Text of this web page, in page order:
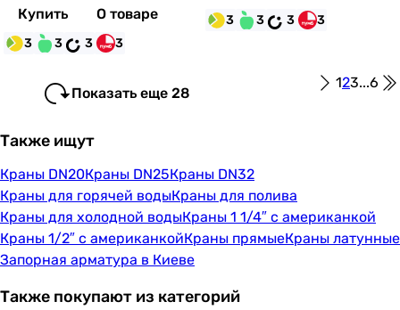
Купить О товаре
3 3 3 3
3 3 3 3
Показать еще 28
123...6
Также ищут
Краны DN20Краны DN25Краны DN32
Краны для горячей водыКраны для полива
Краны для холодной водыКраны 1 1/4″ с американкой
Краны 1/2″ с американкойКраны прямыеКраны латунные
Запорная арматура в Киеве
Также покупают из категорий